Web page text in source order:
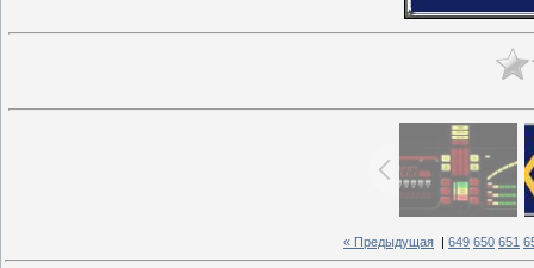
« Предыдущая 649 650 651